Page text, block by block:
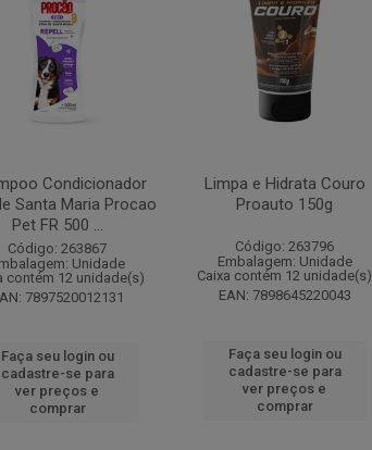
Condicionador
Santa Maria Procao
Pet FR 500 ...
Código: 263867
Unidade
contém 12 unidade(s)
7897520012131
Faça seu login ou
cadastre-se para
ver preços e
comprar
Limpa e Hidrata Couro
Proauto 150g
Código: 263796
Embalagem: Unidade
Caixa contém 12 unidade(s)
EAN: 7898645220043
Faça seu login ou
cadastre-se para
ver preços e
comprar